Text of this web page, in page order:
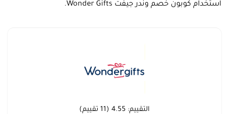
استخدام كوبون خصم وندر جيفت Wonder Gifts.
التقييم: 4.55
(
11 تقييم)